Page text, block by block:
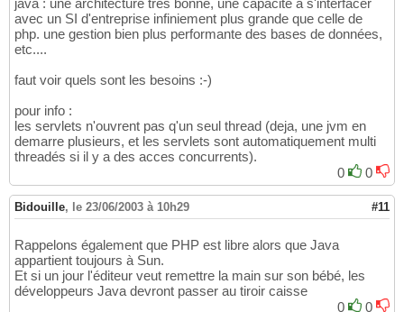
avec un SI d'entreprise infiniement plus grande que celle de
php. une gestion bien plus performante des bases de données,
etc....
faut voir quels sont les besoins :-)
pour info :
les servlets n'ouvrent pas q'un seul thread (deja, une jvm en
demarre plusieurs, et les servlets sont automatiquement multi
threadés si il y a des acces concurrents).
0
0
Bidouille, le 23/06/2003 à 10h29 #11
Rappelons également que PHP est libre alors que Java
appartient toujours à Sun.
Et si un jour l'éditeur veut remettre la main sur son bébé, les
développeurs Java devront passer au tiroir caisse
0
0